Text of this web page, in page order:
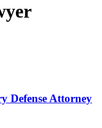
Defense Attorney